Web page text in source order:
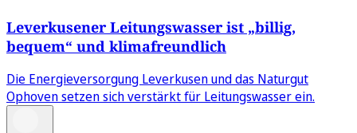
Leverkusener Leitungswasser ist „billig,
bequem“ und klimafreundlich
Die Energieversorgung Leverkusen und das Naturgut
Ophoven setzen sich verstärkt für Leitungswasser ein.